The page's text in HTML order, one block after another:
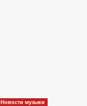
Новости музыки